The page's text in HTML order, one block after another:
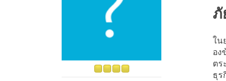
ภั
ใน
อง
ตร
ธุร